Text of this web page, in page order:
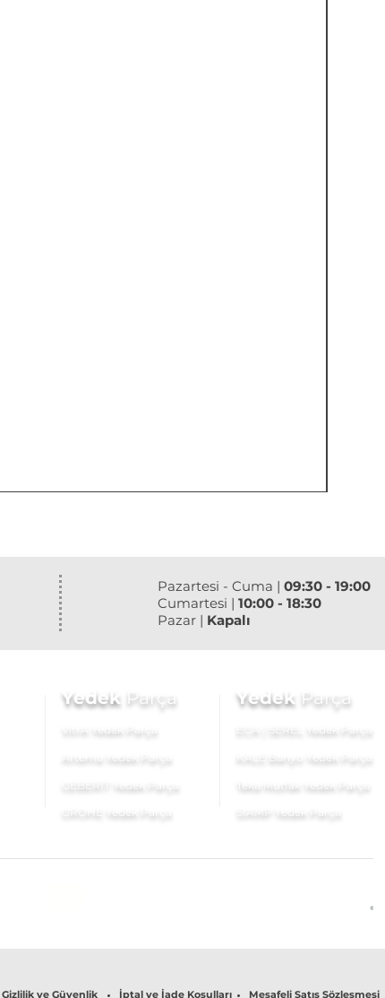
Pazartesi - Cuma | 09:30 - 19:00
Cumartesi | 10:00 - 18:30
Pazar | Kapalı
Yedek Parça
VitrA Yedek Parça
Artema Yedek Parça
GEBERİT Yedek Parça
GROHE Yedek Parça
Yedek Parça
ECA | SEREL Yedek Parça
KALE Banyo Yedek Parça
Teka Mutfak Yedek Parça
SIAMP Yedek Parça
Gizlilik ve Güvenlik İptal ve İade Koşulları Mesafeli Satış Sözleşmesi